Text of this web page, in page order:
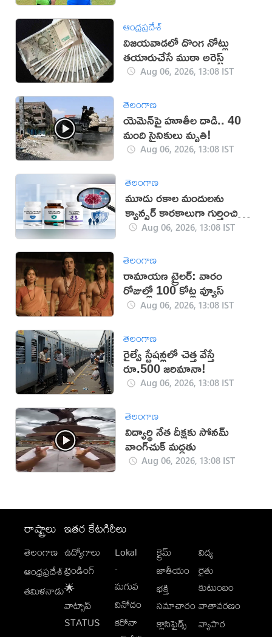
ఆంధ్రప్రదేశ్
విజయవాడలో దొంగ నోట్లు
తయారుచేసే ముఠా అరెస్ట్
Aug 06, 2026, 13:08 IST
తెలంగాణ
యెమెన్‌పై హూతీల దాడి.. 40
మంది సైనికులు మృతి!
Aug 06, 2026, 13:08 IST
తెలంగాణ
మూడు రకాల మందులను
క్యాన్సర్ కారకాలుగా గుర్తించిన
WHOAug 06, 2026, 13:08 IST
తెలంగాణ
రామాయణ ట్రైలర్: వారం
రోజుల్లో 100 కోట్ల వ్యూస్
Aug 06, 2026, 13:08 IST
తెలంగాణ
రైల్వే స్టేషన్లలో చెత్త వేస్తే
రూ.500 జరిమానా!
Aug 06, 2026, 13:08 IST
తెలంగాణ
విద్యార్థి నేత దీక్షకు సోనమ్
వాంగ్‌చుక్ మద్దతు
Aug 06, 2026, 13:08 IST
రాష్ట్రాలు
తెలంగాణ
ఆంధ్రప్రదేశ్
తమిళనాడు
ఇతర కేటగిరీలు
ఉద్యోగాలు
ట్రెండింగ్
🌟
వాట్సాప్
STATUS
Lokal
-
మగువ
వినోదం
కరోనా
క్రైమ్
జాతీయం
భక్తి
సమాచారం
క్లాసిఫైడ్స్
విద్య
రైతు
కుటుంబం
వాతావరణం
వ్యాపార